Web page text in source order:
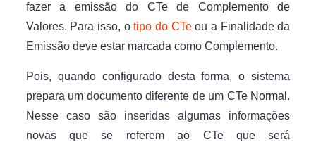
fazer a emissão do CTe de Complemento de
Valores. Para isso, otipo do CTeou a Finalidade da
Emissão deve estar marcada como Complemento.
Pois, quando configurado desta forma, o sistema
prepara um documento diferente de um CTe Normal.
Nesse caso são inseridas algumas informações
novas que se referem ao CTe que será